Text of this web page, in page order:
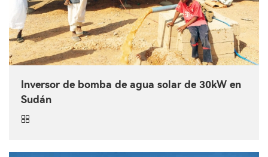
Inversor de bomba de agua solar de 30kW en
Sudán